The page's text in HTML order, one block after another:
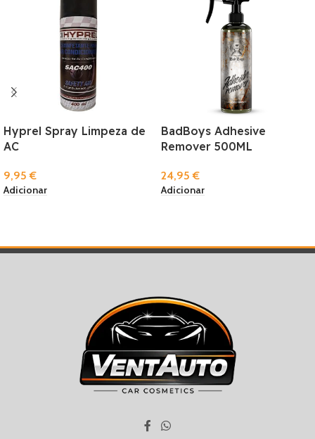
Hyprel Spray Limpeza de
AC
9,95€
Adicionar
BadBoys Adhesive
Remover 500ML
24,95€
Adicionar